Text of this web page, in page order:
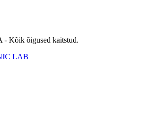
Kõik õigused kaitstud.
LAB